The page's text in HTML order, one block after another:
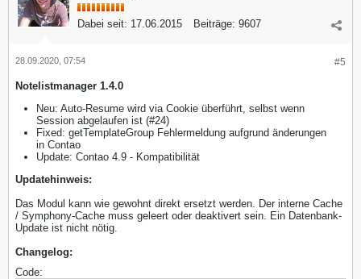
Dabei seit: 17.06.2015 Beiträge: 9607
#5
28.09.2020, 07:54
Notelistmanager 1.4.0
Neu: Auto-Resume wird via Cookie überführt, selbst wenn
Session abgelaufen ist (#24)
Fixed: getTemplateGroup Fehlermeldung aufgrund änderungen
in Contao
Update: Contao 4.9 - Kompatibilität
Updatehinweis:
Das Modul kann wie gewohnt direkt ersetzt werden. Der interne Cache
/ Symphony-Cache muss geleert oder deaktivert sein. Ein Datenbank-
Update ist nicht nötig.
Changelog:
Code: